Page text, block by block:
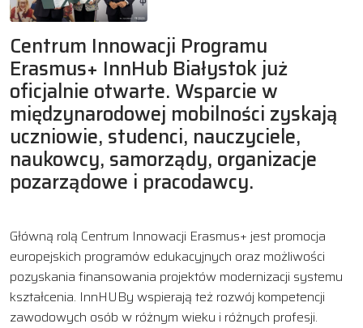
Centrum Innowacji Programu
Erasmus+ InnHub Białystok już
oficjalnie otwarte. Wsparcie w
międzynarodowej mobilności zyskają
uczniowie, studenci, nauczyciele,
naukowcy, samorządy, organizacje
pozarządowe i pracodawcy.
Główną rolą Centrum Innowacji Erasmus+ jest promocja
europejskich programów edukacyjnych oraz możliwości
pozyskania finansowania projektów modernizacji systemu
kształcenia. InnHUBy wspierają też rozwój kompetencji
zawodowych osób w różnym wieku i różnych profesji.